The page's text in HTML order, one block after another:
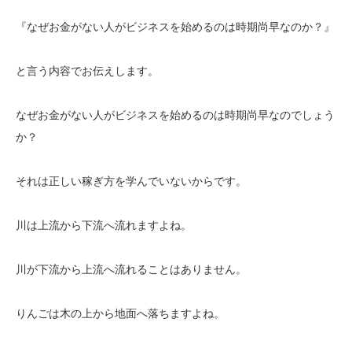
『なぜお金がない人がビジネスを始めるのは時期尚早なのか？』
と言う内容でお伝えします。
なぜお金がない人がビジネスを始めるのは時期尚早なのでしょう
か？
それは正しい稼ぎ方を学んでいないからです。
川は上流から下流へ流れますよね。
川が下流から上流へ流れることはありません。
りんごは木の上から地面へ落ちますよね。